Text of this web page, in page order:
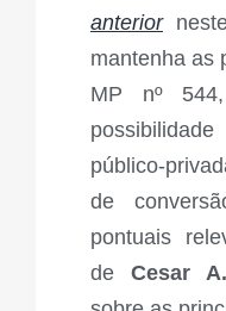
anterior
mantenha as
MP nº
público-
de
pontuais
de Cesar